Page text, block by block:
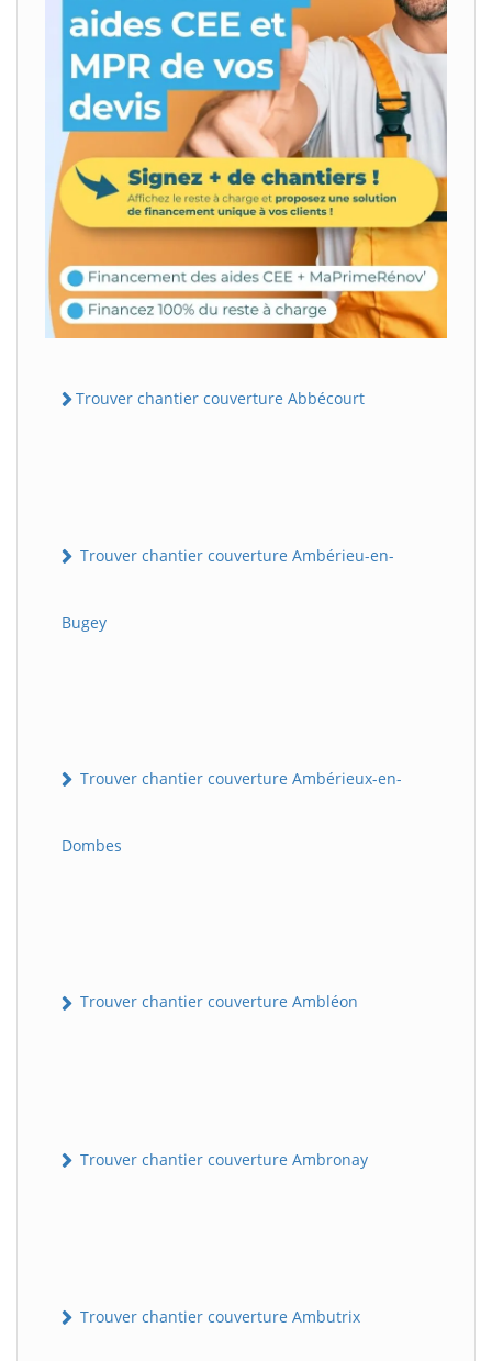
Trouver chantier couverture Abbécourt
Trouver chantier couverture Ambérieu-en-
Bugey
Trouver chantier couverture Ambérieux-en-
Dombes
Trouver chantier couverture Ambléon
Trouver chantier couverture Ambronay
Trouver chantier couverture Ambutrix